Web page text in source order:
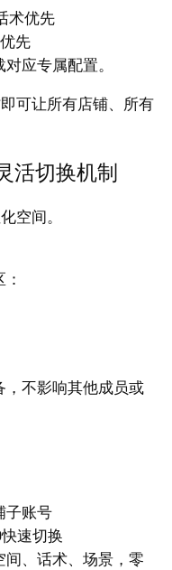
术优先
先
应专属配置。
可让所有店铺、所有
活切换机制
空间。
不影响其他成员或
子账号
速切换
、话术、场景，零